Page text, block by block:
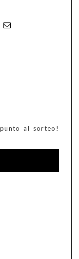
al sorteo!